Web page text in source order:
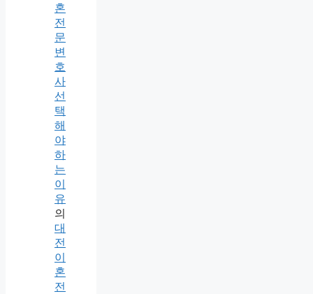
혼
전
문
변
호
사
선
택
해
야
하
는
이
유
의
대
전
이
혼
전